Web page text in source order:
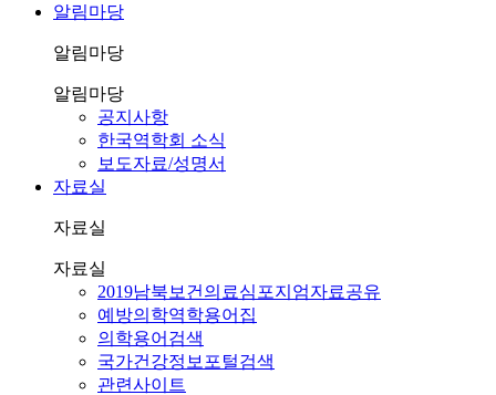
알림마당
알림마당
알림마당
공지사항
한국역학회 소식
보도자료/성명서
자료실
자료실
자료실
2019남북보건의료심포지엄자료공유
예방의학역학용어집
의학용어검색
국가건강정보포털검색
관련사이트